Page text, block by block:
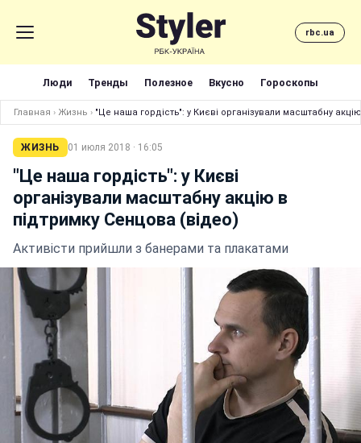
rbc.ua
Люди Тренды Полезное Вкусно Гороскопы
Главная › Жизнь › "Це наша гордість": у Києві організували масштабну
ЖИЗНЬ 01 июля 2018 · 16:05
"Це наша гордість": у Києві
організували масштабну акцію в
підтримку Сенцова (відео)
Активісти прийшли з банерами та плакатами